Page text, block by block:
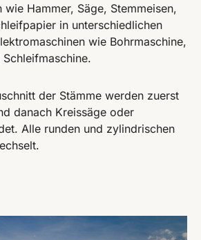
wie Hammer, Säge, Stemmeisen,
in unterschiedlichen
wie Bohrmaschine,
der Stämme werden zuerst
danach Kreissäge oder
Alle runden und zylindrischen